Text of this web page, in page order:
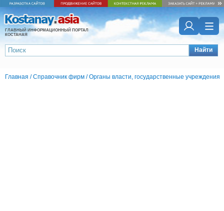
ГЛАВНЫЙ ИНФОРМАЦИОННЫЙ ПОРТАЛ
КОСТАНАЯ
Найти
Главная /Справочник фирм /Органы власти, государственные учреждения